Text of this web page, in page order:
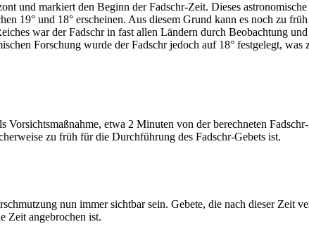
und markiert den Beginn der Fadschr-Zeit. Dieses
19° und 18° erscheinen. Aus diesem Grund kann es noch zu
war der Fadschr in fast allen Ländern durch Beobachtung
Forschung wurde der Fadschr jedoch auf 18° festgelegt,
etwa 2 Minuten von der berechneten
zu früh für die Durchführung des Fadschr-Gebets ist.
nun immer sichtbar sein. Gebete, die nach dieser Zeit
Zeit angebrochen ist.